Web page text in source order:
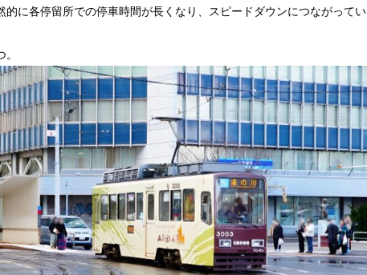
的に各停留所での停車時間が長くなり、スピードダウンにつながってい